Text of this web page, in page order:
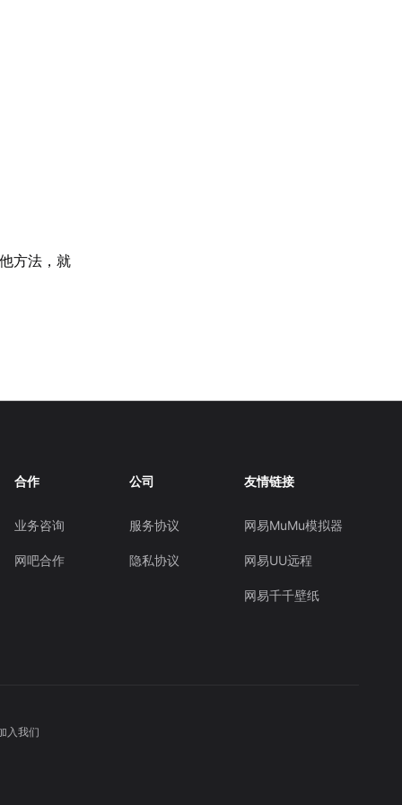
方法，就
合作
业务咨询
网吧合作
公司
服务协议
隐私协议
友情链接
网易MuMu模拟器
网易UU远程
网易千千壁纸
入我们